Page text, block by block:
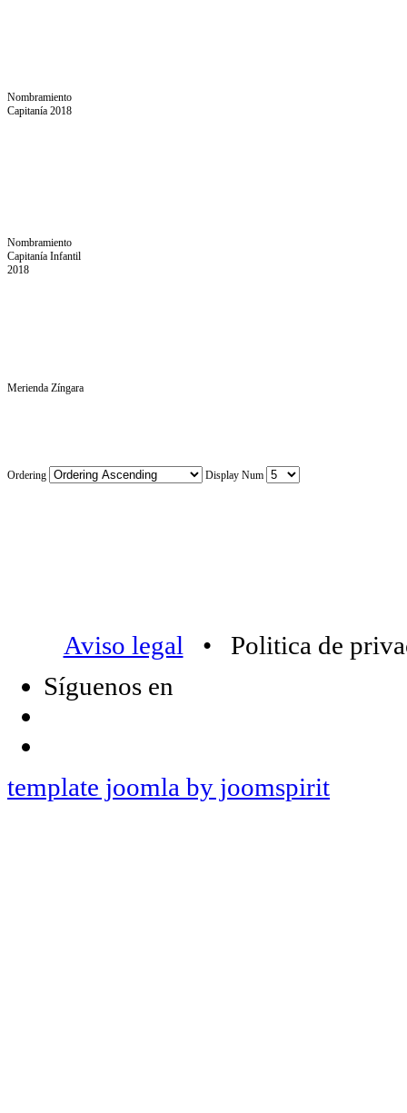
Nombramiento
Capitanía 2018
Nombramiento
Capitanía Infantil
2018
Merienda Zíngara
Ordering Display Num
Aviso legal • Politica de
Síguenos en
template joomla by joomspirit